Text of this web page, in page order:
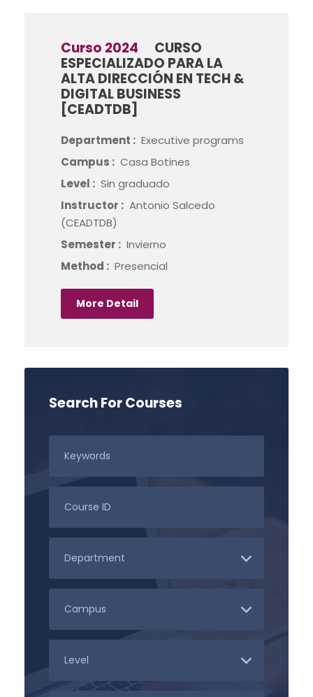
Curso 2024
CURSO
ESPECIALIZADO PARA LA
ALTA DIRECCIÓN EN TECH &
DIGITAL BUSINESS
[CEADTDB]
Department : Executive programs
Campus : Casa Botines
Level : Sin graduado
Instructor : Antonio Salcedo
(CEADTDB)
Semester : Invierno
Method : Presencial
More Detail
Search For Courses